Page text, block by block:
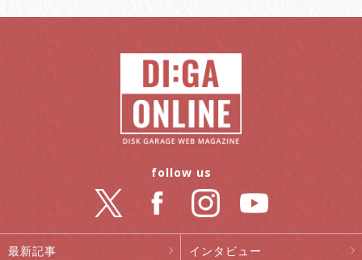
最新記事 インタビュー
follow us